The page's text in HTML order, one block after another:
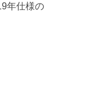
年仕様の